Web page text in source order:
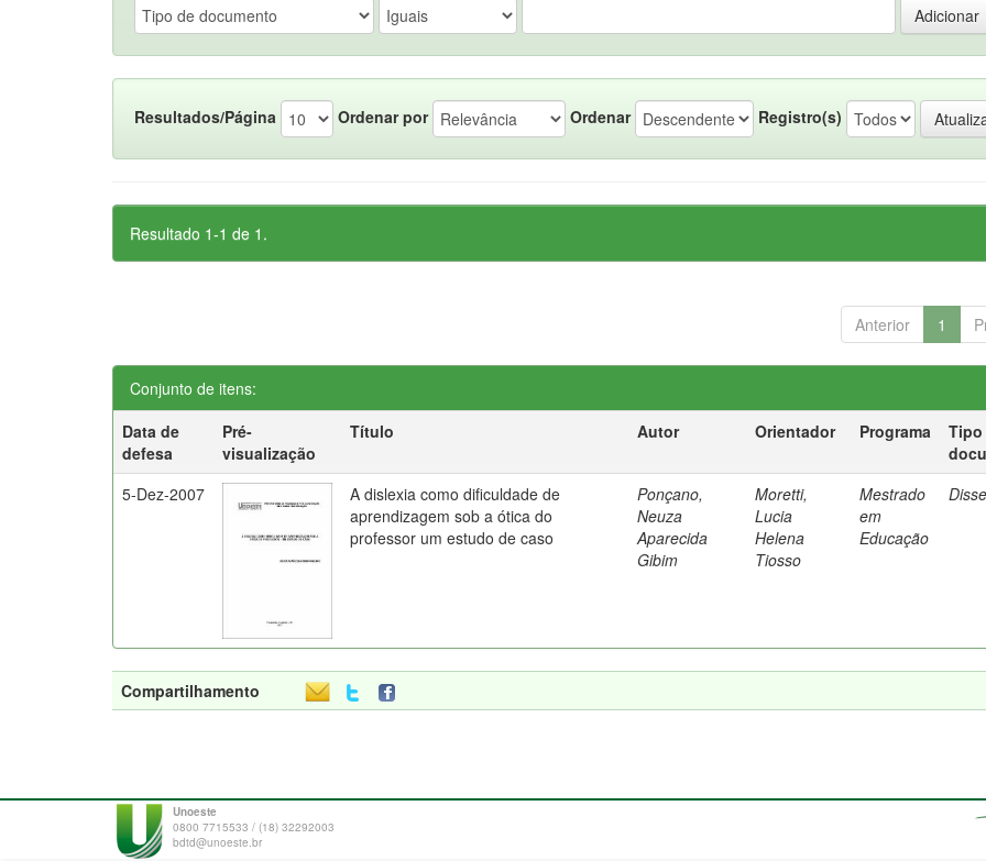
Resultados/Página Ordenar por Ordenar Registro(s)
Resultado 1-1 de 1.
Anterior 1
Conjunto de itens:
Data de
defesa
Pré-
visualização
Título Autor Orientador Programa
Tipo
5-Dez-2007
A dislexia como dificuldade de
aprendizagem sob a ótica do
professor um estudo de caso
Ponçano,
Neuza
Aparecida
Gibim
Moretti,
Lucia
Helena
Tiosso
Mestrado
em
Educação
Compartilhamento
Unoeste
0800 7715533 / (18) 32292003
bdtd@unoeste.br